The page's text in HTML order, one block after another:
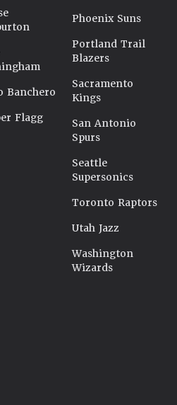
Banchero
Flagg
Phoenix Suns
Portland Trail
Blazers
Sacramento
Kings
San Antonio
Spurs
Seattle
Supersonics
Toronto Raptors
Utah Jazz
Washington
Wizards